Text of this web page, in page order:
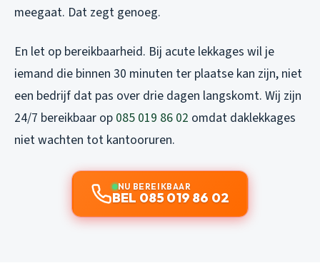
meegaat. Dat zegt genoeg.
En let op bereikbaarheid. Bij acute lekkages wil je
iemand die binnen 30 minuten ter plaatse kan zijn, niet
een bedrijf dat pas over drie dagen langskomt. Wij zijn
24/7 bereikbaar op 085 019 86 02 omdat daklekkages
niet wachten tot kantooruren.
NU BEREIKBAAR
BEL 085 019 86 02